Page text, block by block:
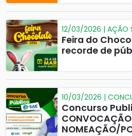
12/03/2026 | AÇÃO
Feira do
recorde de
10/03/2026 |
Concurso
CONVOCAÇÃO
NOMEAÇÃO/